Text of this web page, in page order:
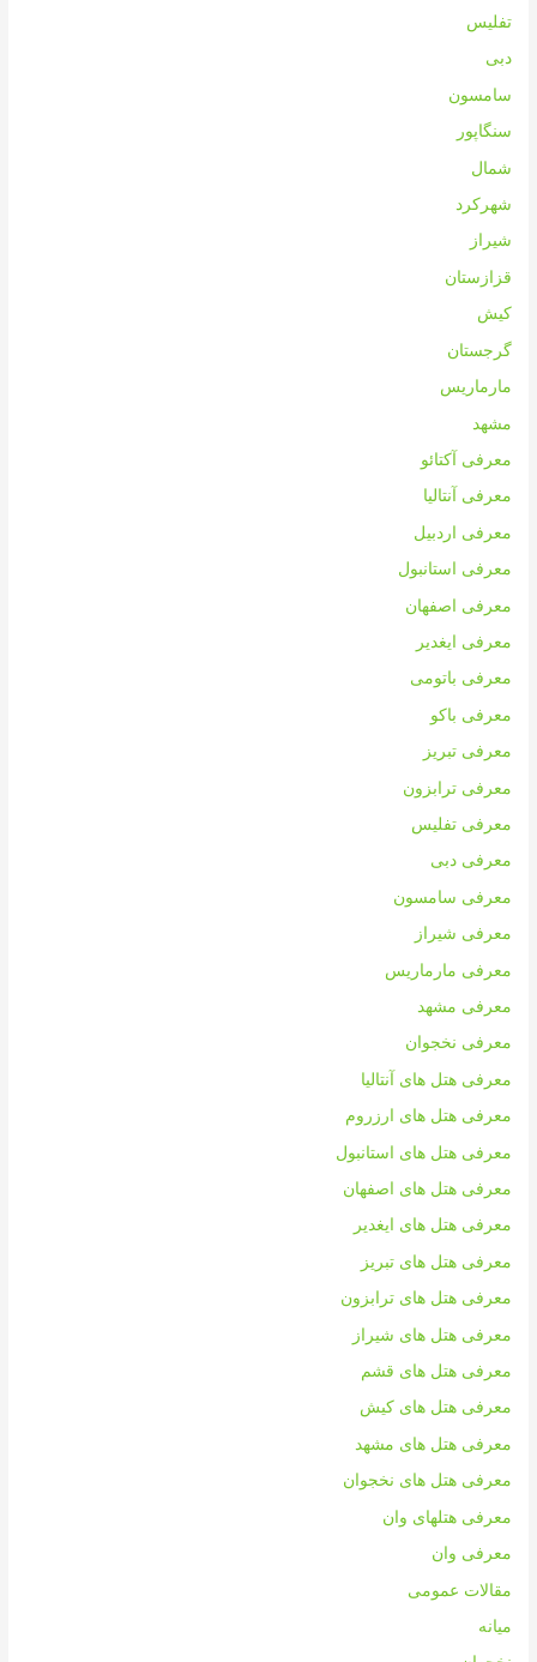
تفلیس
دبی
سامسون
سنگاپور
شمال
شهرکرد
شیراز
قزازستان
کیش
گرجستان
مارماریس
مشهد
معرفی آکتائو
معرفی آنتالیا
معرفی اردبیل
معرفی استانبول
معرفی اصفهان
معرفی ایغدیر
معرفی باتومی
معرفی باکو
معرفی تبریز
معرفی ترابزون
معرفی تفلیس
معرفی دبی
معرفی سامسون
معرفی شیراز
معرفی مارماریس
معرفی مشهد
معرفی نخجوان
معرفی هتل های آنتالیا
معرفی هتل های ارزروم
معرفی هتل های استانبول
معرفی هتل های اصفهان
معرفی هتل های ایغدیر
معرفی هتل های تبریز
معرفی هتل های ترابزون
معرفی هتل های شیراز
معرفی هتل های قشم
معرفی هتل های کیش
معرفی هتل های مشهد
معرفی هتل های نخجوان
معرفی هتلهای وان
معرفی وان
مقالات عمومی
میانه